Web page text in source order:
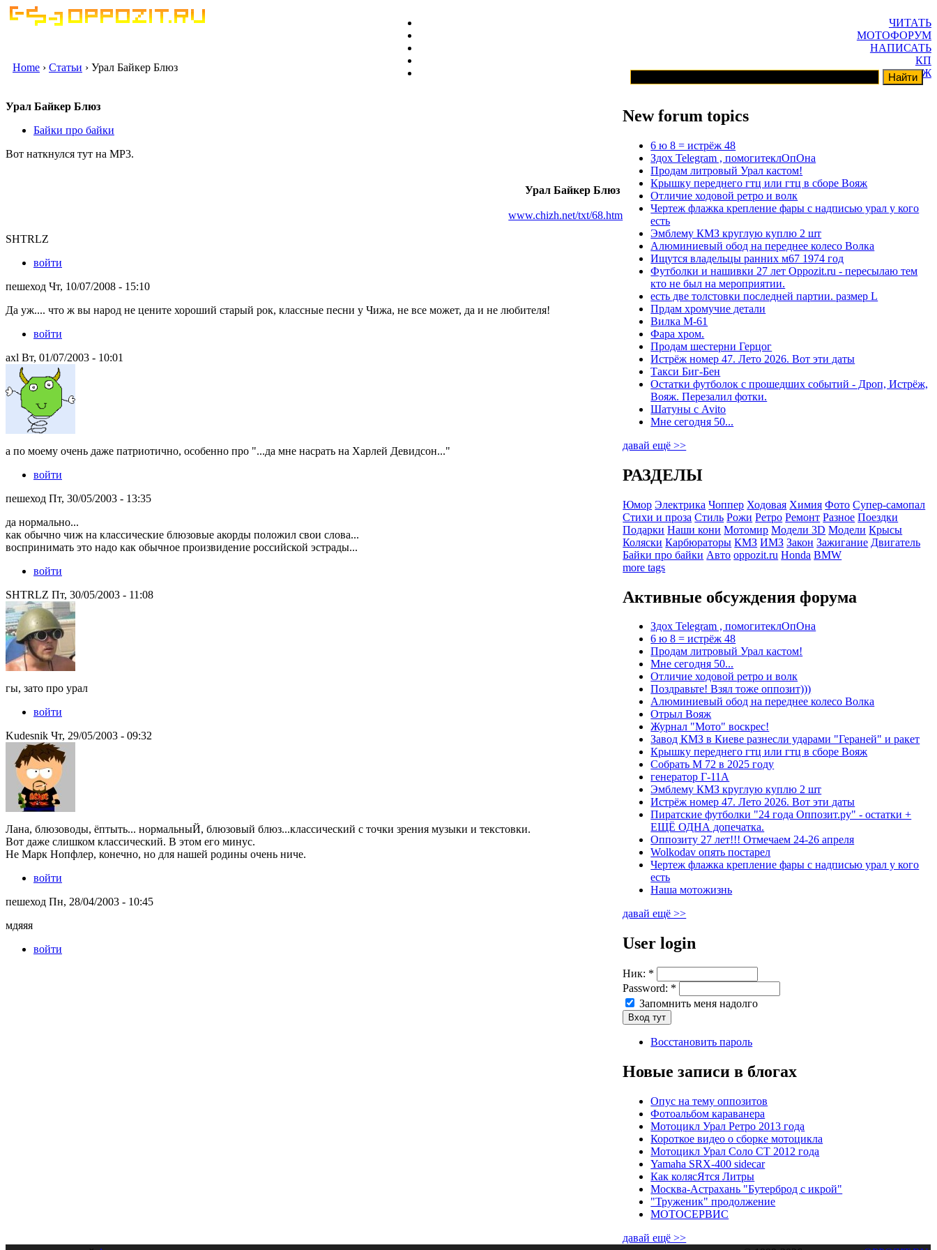
ЧИТАТЬ
МОТОФОРУМ
НАПИСАТЬ
КП
ГАРАЖ
Home › Статьи › Урал Байкер Блюз
Урал Байкер Блюз
Байки про байки
Вот наткнулся тут на МР3.
Урал Байкер Блюз
www.chizh.net/txt/68.htm
SHTRLZ
войти
пешеход Чт, 10/07/2008 - 15:10
Да уж.... что ж вы народ не цените хороший старый рок, классные песни у Чижа, не все может, да и не любителя!
войти
axl Вт, 01/07/2003 - 10:01
а по моему очень даже патриотично, особенно про "...да мне насрать на Харлей Девидсон..."
войти
пешеход Пт, 30/05/2003 - 13:35
да нормально...
как обычно чиж на классические блюзовые акорды положил свои слова...
воспринимать это надо как обычное произвидение российской эстрады...
войти
SHTRLZ Пт, 30/05/2003 - 11:08
гы, зато про урал
войти
Kudesnik Чт, 29/05/2003 - 09:32
Лана, блюзоводы, ёптыть... нормальныЙ, блюзовый блюз...классический с точки зрения музыки и текстовки.
Вот даже слишком классический. В этом его минус.
Не Марк Нопфлер, конечно, но для нашей родины очень ниче.
войти
пешеход Пн, 28/04/2003 - 10:45
мдяяя
войти
New forum topics
6 ю 8 = истрёж 48
Здох Telegram , помогитеклОпОна
Продам литровый Урал кастом!
Крышку переднего гтц или гтц в сборе Вояж
Отличие ходовой ретро и волк
Чертеж флажка крепление фары с надписью урал у кого
есть
Эмблему КМЗ круглую куплю 2 шт
Алюминиевый обод на переднее колесо Волка
Ищутся владельцы ранних м67 1974 год
Футболки и нашивки 27 лет Oppozit.ru - пересылаю тем
кто не был на мероприятии.
есть две толстовки последней партии. размер L
Прдам хромучие детали
Вилка М-61
Фара хром.
Продам шестерни Герцог
Истрёж номер 47. Лето 2026. Вот эти даты
Такси Биг-Бен
Остатки футболок с прошедших событий - Дроп, Истрёж,
Вояж. Перезалил фотки.
Шатуны с Avito
Мне сегодня 50...
давай ещё >>
РАЗДЕЛЫ
Юмор Электрика Чоппер Ходовая Химия Фото Супер-самопал
Стихи и проза Стиль Рожи Ретро Ремонт Разное Поездки
Подарки Наши кони Мотомир Модели 3D Модели Крысы
Коляски Карбюраторы КМЗ ИМЗ Закон Зажигание Двигатель
Байки про байки Авто oppozit.ru Honda BMW
more tags
Активные обсуждения форума
Здох Telegram , помогитеклОпОна
6 ю 8 = истрёж 48
Продам литровый Урал кастом!
Мне сегодня 50...
Отличие ходовой ретро и волк
Поздравьте! Взял тоже оппозит)))
Алюминиевый обод на переднее колесо Волка
Отрыл Вояж
Журнал "Мото" воскрес!
Завод КМЗ в Киеве разнесли ударами "Гераней" и ракет
Крышку переднего гтц или гтц в сборе Вояж
Собрать М 72 в 2025 году
генератор Г-11А
Эмблему КМЗ круглую куплю 2 шт
Истрёж номер 47. Лето 2026. Вот эти даты
Пиратские футболки "24 года Оппозит.ру" - остатки +
ЕЩЁ ОДНА допечатка.
Оппозиту 27 лет!!! Отмечаем 24-26 апреля
Wolkodav опять постарел
Чертеж флажка крепление фары с надписью урал у кого
есть
Наша мотожизнь
давай ещё >>
User login
Ник: *
Password: *
Запомнить меня надолго
Восстановить пароль
Новые записи в блогах
Опус на тему оппозитов
Фотоальбом караванера
Мотоцикл Урал Ретро 2013 года
Короткое видео о сборке мотоцикла
Мотоцикл Урал Соло СТ 2012 года
Yamaha SRX-400 sidecar
Как колясЯтся Литры
Москва-Астрахань "Бутерброд с икрой"
"Труженик" продолжение
МОТОСЕРВИС
давай ещё >>